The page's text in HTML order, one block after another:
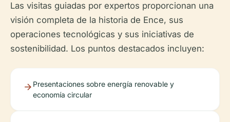
Las visitas guiadas por expertos proporcionan una
visión completa de la historia de Ence, sus
operaciones tecnológicas y sus iniciativas de
sostenibilidad. Los puntos destacados incluyen:
Presentaciones sobre energía renovable y
economía circular